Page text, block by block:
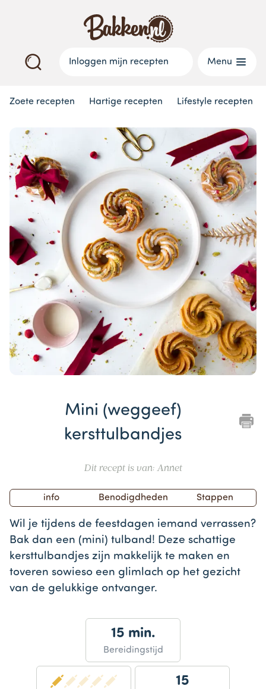
Inloggen mijn recepten Menu
Zoete recepten Hartige recepten Lifestyle recepten
Mini (weggeef)
kersttulbandjes
Dit recept is van: Annet
info Benodigdheden Stappen
Wil je tijdens de feestdagen iemand verrassen?
Bak dan een (mini) tulband! Deze schattige
kersttulbandjes zijn makkelijk te maken en
toveren sowieso een glimlach op het gezicht
van de gelukkige ontvanger.
15 min.
Bereidingstijd
15